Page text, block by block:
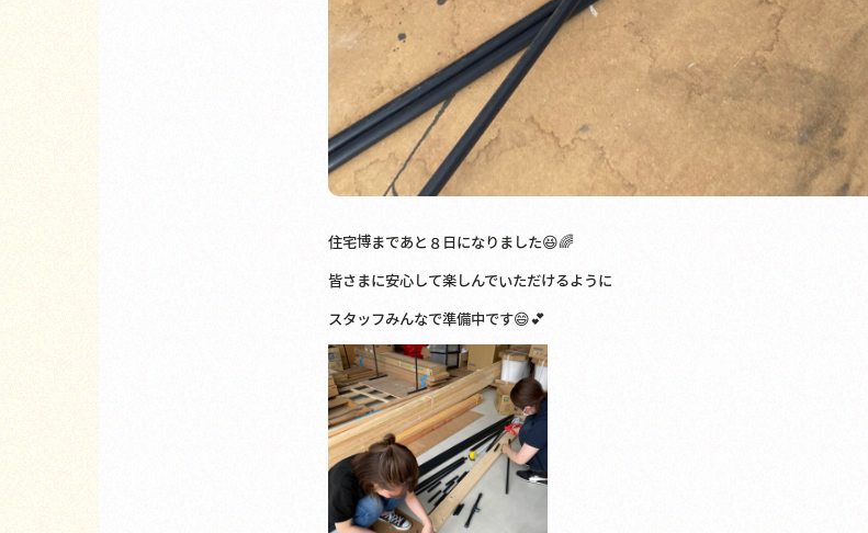
住宅博まであと８日になりました😆🌈
皆さまに安心して楽しんでいただけるように
スタッフみんなで準備中です😄💕